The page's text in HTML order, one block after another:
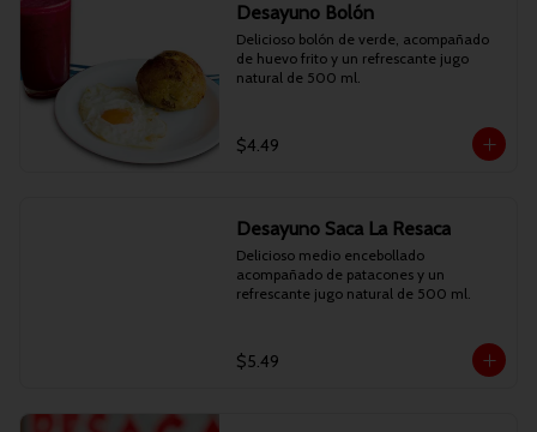
Desayuno Bolón
Delicioso bolón de verde, acompañado
de huevo frito y un refrescante jugo
natural de 500 ml.
$4.49
Desayuno Saca La Resaca
Delicioso medio encebollado
acompañado de patacones y un
refrescante jugo natural de 500 ml.
$5.49